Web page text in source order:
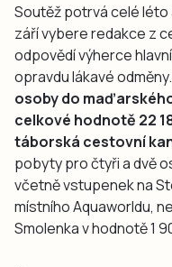
Soutěž potrvá celé léto
září vybere redakce z
odpovědí výherce
opravdu lákavé odměny.
osoby do
celkové hodnotě 22
táborská cestovní
pobyty pro čtyři a dvě
včetně vstupenek na
místního Aquaworldu,
Smolenka v hodnotě 1